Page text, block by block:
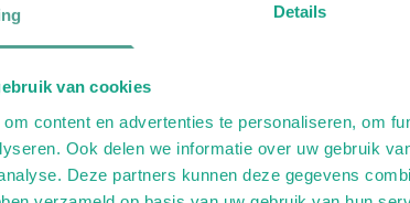
Details
van cookies
content en advertenties te personaliseren, om
Ook delen we informatie over uw gebruik
Deze partners kunnen deze gegevens
pedicure.